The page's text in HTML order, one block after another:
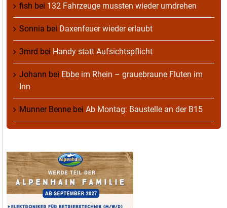
fish bei 132 Fahrzeuge mussten wieder umdrehen
Sonnia bei Daxenfeuer wieder erlaubt
3mrd bei Handy statt Aufsichtspflicht
Johann bei Ebbe im Rhein – grauebraune Fluten im
Inn
Munner Benne bei Ab Montag: Baustelle an der B15